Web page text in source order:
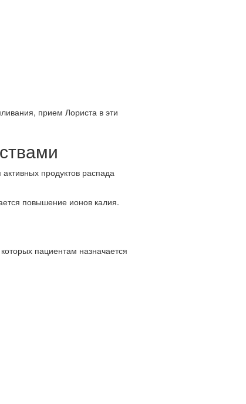
прием Лориста в эти
продуктов распада
повышение ионов калия.
пациентам назначается